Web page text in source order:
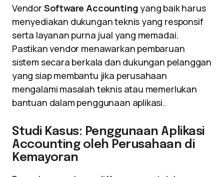
Vendor Software Accounting yang baik harus
menyediakan dukungan teknis yang responsif
serta layanan purna jual yang memadai.
Pastikan vendor menawarkan pembaruan
sistem secara berkala dan dukungan pelanggan
yang siap membantu jika perusahaan
mengalami masalah teknis atau memerlukan
bantuan dalam penggunaan aplikasi.
Studi Kasus: Penggunaan Aplikasi
Accounting oleh Perusahaan di
Kemayoran